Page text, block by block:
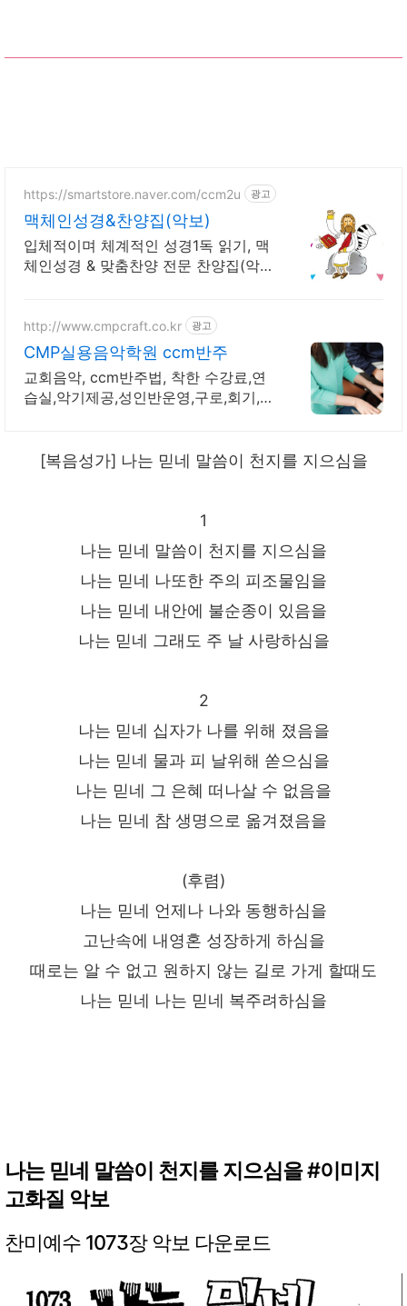
https://smartstore.naver.com/ccm2u 광고
맥체인성경&찬양집(악보)
입체적이며 체계적인 성경1독 읽기, 맥
체인성경 & 맞춤찬양 전문 찬양집(악
http://www.cmpcraft.co.kr 광고
CMP실용음악학원 ccm반주
교회음악, ccm반주법, 착한 수강료,연
습실,악기제공,성인반운영,구로,회기,미
[복음성가] 나는 믿네 말씀이 천지를 지으심을
1
나는 믿네 말씀이 천지를 지으심을
나는 믿네 나또한 주의 피조물임을
나는 믿네 내안에 불순종이 있음을
나는 믿네 그래도 주 날 사랑하심을
2
나는 믿네 십자가 나를 위해 졌음을
나는 믿네 물과 피 날위해 쏟으심을
나는 믿네 그 은혜 떠나살 수 없음을
나는 믿네 참 생명으로 옮겨졌음을
(후렴)
나는 믿네 언제나 나와 동행하심을
고난속에 내영혼 성장하게 하심을
때로는 알 수 없고 원하지 않는 길로 가게 할때도
나는 믿네 나는 믿네 복주려하심을
나는 믿네 말씀이 천지를 지으심을 #이미지
고화질 악보
찬미예수 1073장 악보 다운로드